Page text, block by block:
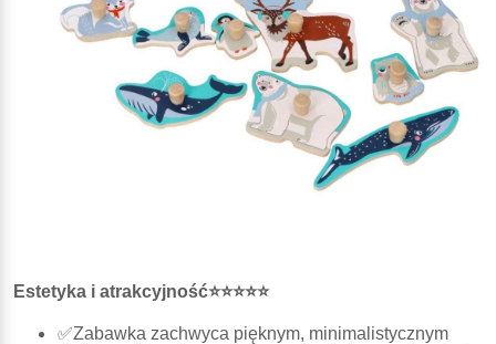
Estetyka i atrakcyjność⭐⭐⭐⭐⭐
✅Zabawka zachwyca pięknym, minimalistycznym